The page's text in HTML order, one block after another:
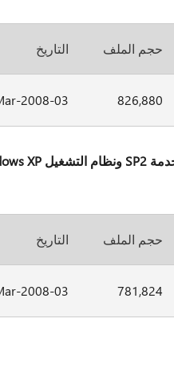
حجم الملف التاريخ
826,880
03-Mar-2008
حجم الملف التاريخ
781,824
03-Mar-2008